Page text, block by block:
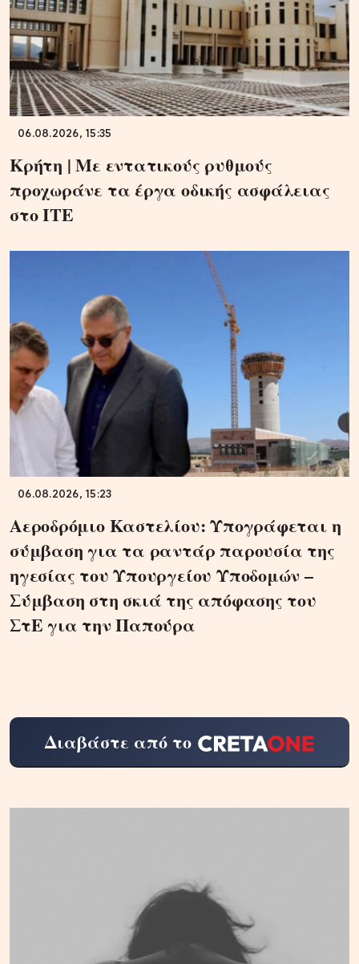
06.08.2026, 15:35
Κρήτη | Με εντατικούς ρυθμούς
προχωράνε τα έργα οδικής ασφάλειας
στο ΙΤΕ
06.08.2026, 15:23
Αεροδρόμιο Καστελίου: Υπογράφεται η
σύμβαση για τα ραντάρ παρουσία της
ηγεσίας του Υπουργείου Υποδομών –
Σύμβαση στη σκιά της απόφασης του
ΣτΕ για την Παπούρα
Διαβάστε από το